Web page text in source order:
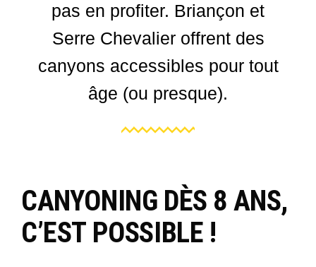
pas en profiter. Briançon et
Serre Chevalier offrent des
canyons accessibles pour tout
âge (ou presque).
CANYONING DÈS 8 ANS,
C’EST POSSIBLE !